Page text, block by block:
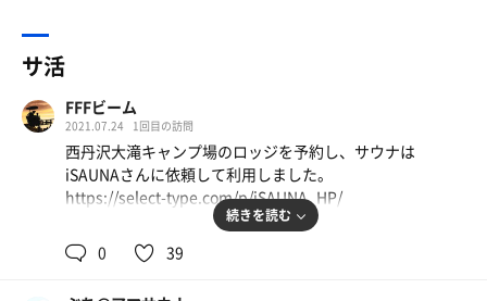
サ活
FFFビーム
2021.07.24 1回目の訪問
西丹沢大滝キャンプ場のロッジを予約し、サウナは
iSAUNAさんに依頼して利用しました。
https://select-type.com/p/iSAUNA_HP/
今回はサウナが目的で、ついでにBBQをするつもりで訪れ
続きを読む
0 39